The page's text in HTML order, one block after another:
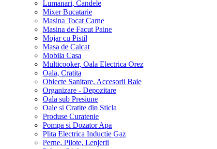
Lumanari, Candele
Mixer Bucatarie
Masina Tocat Carne
Masina de Facut Paine
Mojar cu Pistil
Masa de Calcat
Mobila Casa
Multicooker, Oala Electrica Orez
Oala, Cratita
Obiecte Sanitare, Accesorii Baie
Organizare - Depozitare
Oala sub Presiune
Oale si Cratite din Sticla
Produse Curatenie
Pompa si Dozator Apa
Plita Electrica Inductie Gaz
Perne, Pilote, Lenjerii